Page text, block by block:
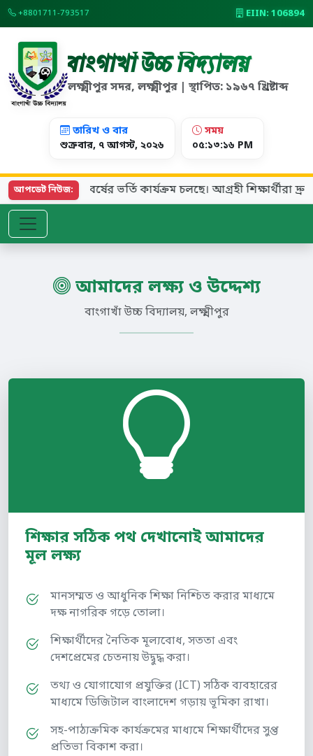
+8801711-793517 EIIN: 106894
বাংগাখাঁ উচ্চ বিদ্যালয়
লক্ষ্মীপুর সদর, লক্ষ্মীপুর | স্থাপিত: ১৯৬৭ খ্রিষ্টাব্দ
তারিখ ও বার
শুক্রবার, ৭ আগস্ট, ২০২৬
সময়
০৫:১৩:১৬ PM
আপডেট নিউজ:
২০২৬ শিক্ষাবর্ষের ভর্তি কার্যক্রম চলছে। আগ্রহী শিক্ষার্থীরা
আমাদের লক্ষ্য ও উদ্দেশ্য
বাংগাখাঁ উচ্চ বিদ্যালয়, লক্ষ্মীপুর
শিক্ষার সঠিক পথ দেখানোই আমাদের
মূল লক্ষ্য
মানসম্মত ও আধুনিক শিক্ষা নিশ্চিত করার মাধ্যমে
দক্ষ নাগরিক গড়ে তোলা।
শিক্ষার্থীদের নৈতিক মূল্যবোধ, সততা এবং
দেশপ্রেমের চেতনায় উদ্বুদ্ধ করা।
তথ্য ও যোগাযোগ প্রযুক্তির (ICT) সঠিক ব্যবহারের
মাধ্যমে ডিজিটাল বাংলাদেশ গড়ায় ভূমিকা রাখা।
সহ-পাঠ্যক্রমিক কার্যক্রমের মাধ্যমে শিক্ষার্থীদের সুপ্ত
প্রতিভা বিকাশ করা।